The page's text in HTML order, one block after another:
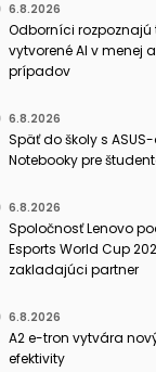
6.8.2026
Odborníci rozpoznajú
vytvorené AI v menej
prípadov
6.8.2026
Späť do školy s
Notebooky pre
6.8.2026
Spoločnosť Lenovo
Esports World Cup
zakladajúci partner
6.8.2026
A2 e-tron vytvára
efektivity